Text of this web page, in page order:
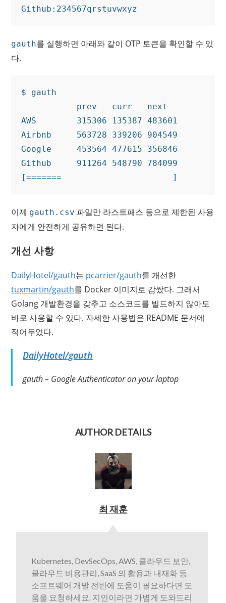
gauth를 실행하면 아래와 같이 OTP 토큰을 확인할 수 있
다.
$ gauth
           prev   curr   next
AWS        315306 135387 483601
Airbnb     563728 339206 904549
Google     453564 477615 356846
Github     911264 548790 784099
이제 gauth.csv 파일만 라스트패스 등으로 제한된 사용
자에게 안전하게 공유하면 된다.
개선 사항
DailyHotel/gauth는 pcarrier/gauth를 개선한
tuxmartin/gauth를 Docker 이미지로 감쌌다. 그래서
Golang 개발환경을 갖추고 소스코드를 빌드하지 않아도
바로 사용할 수 있다. 자세한 사용법은 README 문서에
적어두었다.
DailyHotel/gauth
gauth – Google Authenticator on your laptop
AUTHOR DETAILS
최 재훈
Kubernetes, DevSecOps, AWS, 클라우드 보안,
클라우드 비용관리, SaaS 의 활용과 내재화 등
소프트웨어 개발 전반에 도움이 필요하다면 도
움을 요청하세요. 지인이라면 가볍게 도와드리